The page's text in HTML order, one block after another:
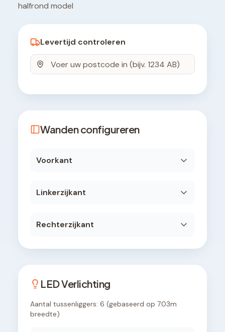
halfrond model
Levertijd controleren
Wanden configureren
Voorkant
Linkerzijkant
Rechterzijkant
LED Verlichting
Aantal tussenliggers: 6 (gebaseerd op 7.03m
breedte)